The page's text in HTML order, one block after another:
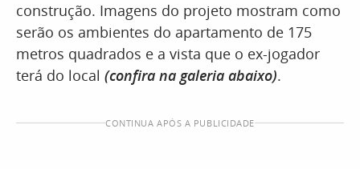
construção. Imagens do projeto mostram como
serão os ambientes do apartamento de 175
metros quadrados e a vista que o ex-jogador
terá do local (confira na galeria abaixo).
CONTINUA APÓS A PUBLICIDADE